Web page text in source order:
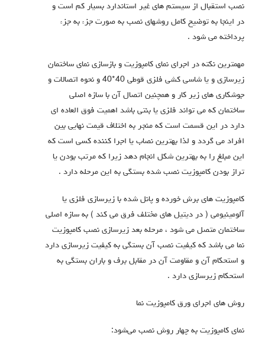
نصب استقبال از سیستم های غیر استاندارد بسیار کم است و
در اینجا به توضیح کامل روشهای نصب به صورت جزء به جزء
پرداخته می شود .
مهمترین نکته در اجرای نمای کامپوزیت و بازسازی نمای ساختمان
زیرسازی و یا شاسی کشی فلزی قوطی 40*40 و نحوه اتصالات و
جوشکاری های زیر کار و همچنین اتصال آن با سازه اصلی
ساختمان که می تواند فلزی یا بنتی باشد اهمیت فوق العاده ای
دارد در این قسمت است که منجر به اختلاف قیمت نهایی بین
افراد می گردد و لذا بهترین نصاب یا اجرا کننده کسی است که
این مبلغ را به بهترین شکل انجام دهد زیرا که مرتب بودن یا
تراز بودن کامپوزیت نصب شده بستگی به این مرحله دارد .
کامپوزیت های برش خورده و پانل شده با زیرسازی فلزی یا
آلومینیومی ( در دیتیل های مختلف فرق می کند ) به سازه اصلی
ساختمان متصل می شود ، مرحله بعد زیرسازی نصب کامپوزیت
نما می باشد که کیفیت نصب آن بستگی به کیفیت زیرسازی دارد
و استحکام آن و مقاومت آن در مقابل برف و باران بستگی به
استحکام زیرسازی دارد .
روش های اجرای ورق کامپوزیت نما
نمای کامپوزیت به چهار روش نصب می‌شود: